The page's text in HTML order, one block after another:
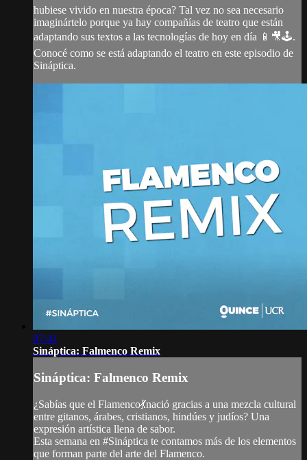
hubiese vivido en nuestra época? Tal vez no sea necesario
imaginártelo porque ya hay compañías de teatro que están
adaptando sus textos a las tecnologías de hoy en día 📱🎥🕹.
Conocé como se está adaptando el teatro en este episodio de
Sináptica.
07:41
Sináptica: Falmenco Remix
Sináptica: Falmenco Remix
¿Sabías que el Flamenco💃nació gracias a una mezcla cultural
entre gitanos, árabes, cristianos, hindúes y judíos? Una
expresión artística llena de sabor.
Esta semana en #Sináptica te contamos más de los elementos
que forman parte del arte del Flamenco.